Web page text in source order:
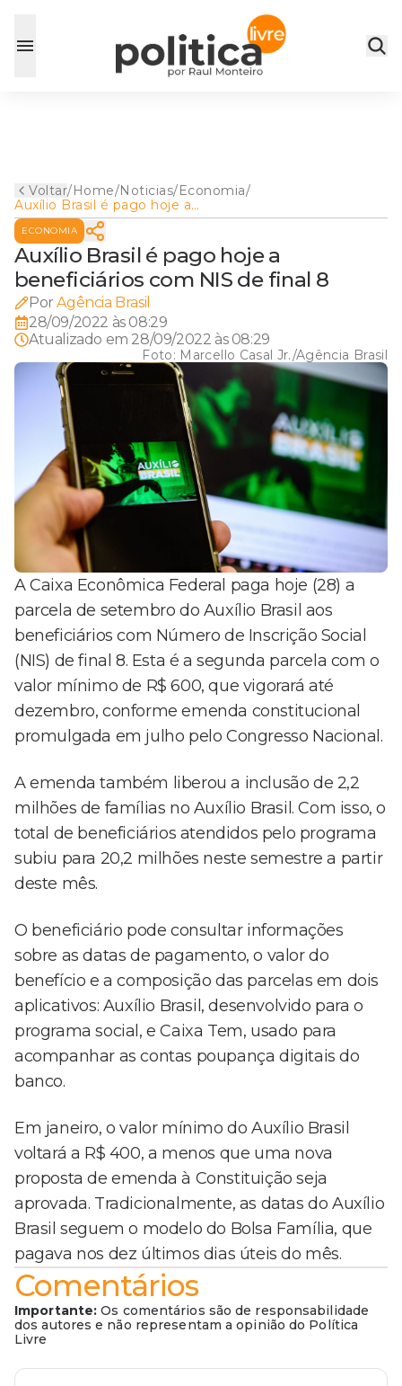
Voltar/Home/Noticias/Economia/
Auxílio Brasil é pago hoje a
beneficiários com NIS de
final 8
ECONOMIA
Auxílio Brasil é pago hoje a
beneficiários com NIS de final 8
Por Agência Brasil
28/09/2022 às 08:29
Atualizado em 28/09/2022 às 08:29
Foto: Marcello Casal Jr./Agência Brasil
A Caixa Econômica Federal paga hoje (28) a
parcela de setembro do Auxílio Brasil aos
beneficiários com Número de Inscrição Social
(NIS) de final 8. Esta é a segunda parcela com o
valor mínimo de R$ 600, que vigorará até
dezembro, conforme emenda constitucional
promulgada em julho pelo Congresso Nacional.
A emenda também liberou a inclusão de 2,2
milhões de famílias no Auxílio Brasil. Com isso, o
total de beneficiários atendidos pelo programa
subiu para 20,2 milhões neste semestre a partir
deste mês.
O beneficiário pode consultar informações
sobre as datas de pagamento, o valor do
benefício e a composição das parcelas em dois
aplicativos: Auxílio Brasil, desenvolvido para o
programa social, e Caixa Tem, usado para
acompanhar as contas poupança digitais do
banco.
Em janeiro, o valor mínimo do Auxílio Brasil
voltará a R$ 400, a menos que uma nova
proposta de emenda à Constituição seja
aprovada. Tradicionalmente, as datas do Auxílio
Brasil seguem o modelo do Bolsa Família, que
pagava nos dez últimos dias úteis do mês.
Comentários
Importante: Os comentários são de responsabilidade
dos autores e não representam a opinião do Política
Livre